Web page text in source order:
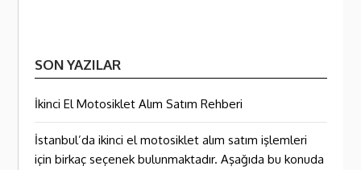
SON YAZILAR
İkinci El Motosiklet Alım Satım Rehberi
İstanbul’da ikinci el motosiklet alım satım işlemleri
için birkaç seçenek bulunmaktadır. Aşağıda bu konuda